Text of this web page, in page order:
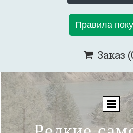
Правила
 Заказ